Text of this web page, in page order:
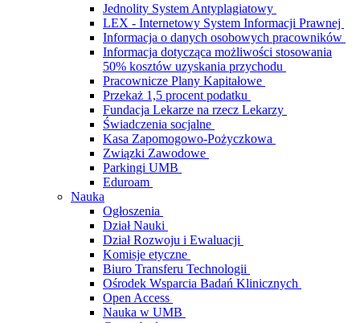
Jednolity System Antyplagiatowy
LEX - Internetowy System Informacji Prawnej
Informacja o danych osobowych pracowników
Informacja dotycząca możliwości stosowania
50% kosztów uzyskania przychodu
Pracownicze Plany Kapitałowe
Przekaż 1,5 procent podatku
Fundacja Lekarze na rzecz Lekarzy
Świadczenia socjalne
Kasa Zapomogowo-Pożyczkowa
Związki Zawodowe
Parkingi UMB
Eduroam
Nauka
Ogłoszenia
Dział Nauki
Dział Rozwoju i Ewaluacji
Komisje etyczne
Biuro Transferu Technologii
Ośrodek Wsparcia Badań Klinicznych
Open Access
Nauka w UMB